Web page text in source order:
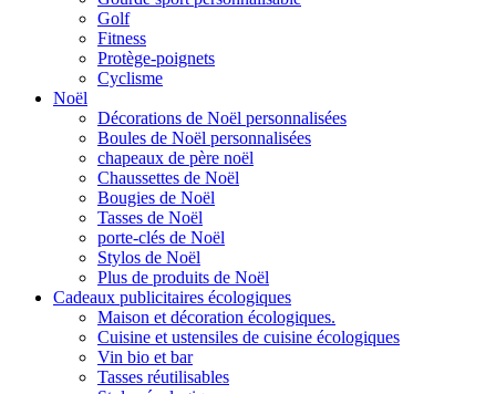
Golf
Fitness
Protège-poignets
Cyclisme
Noël
Décorations de Noël personnalisées
Boules de Noël personnalisées
chapeaux de père noël
Chaussettes de Noël
Bougies de Noël
Tasses de Noël
porte-clés de Noël
Stylos de Noël
Plus de produits de Noël
Cadeaux publicitaires écologiques
Maison et décoration écologiques.
Cuisine et ustensiles de cuisine écologiques
Vin bio et bar
Tasses réutilisables